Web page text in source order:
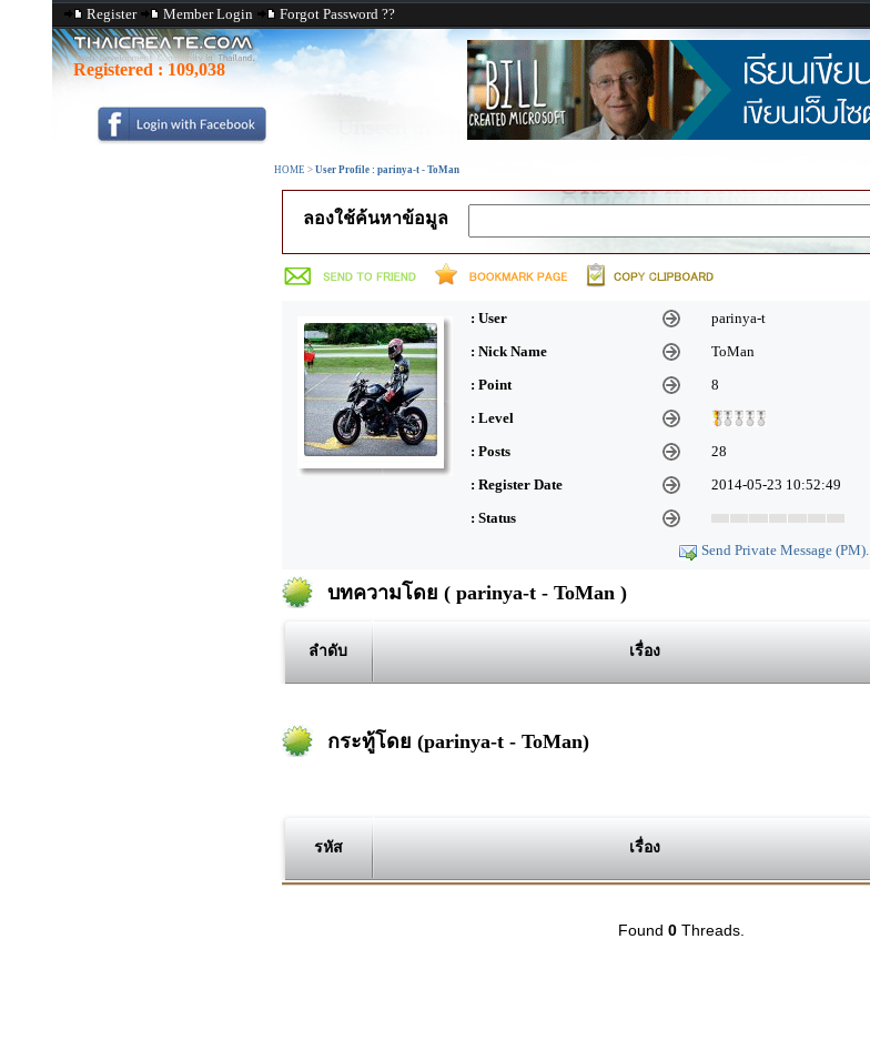
Register Member Login Forgot Password ??
Registered : 109,038
HOME > User Profile : parinya-t - ToMan
ลองใช้ค้นหาข้อมูล
: User
parinya-t
: Nick Name
ToMan
: Point
8
: Level
: Posts
28
: Register Date
2014-05-23 10:52:49
: Status
Send Private Message (PM).
บทความโดย ( parinya-t - ToMan )
ลำดับ เรื่อง
กระทู้โดย (parinya-t - ToMan)
รหัส เรื่อง
Found 0 Threads.